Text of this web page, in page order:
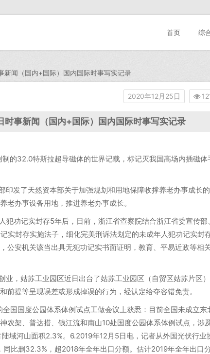
首页 综
新闻（国内+国际）国内国际时事写实记录
2020年12月25日
时事新闻（国内+国际）国内国际时事写实记录
32.0特斯拉超导磁体的世界记载，标记灭我国高场内插磁体
发了天然资本部关于加强规划和用地保障收撑养老办事成长
老办事设备用地，推进养老办事成长。
功记实封存5年后，日前，浙江省查察院结合浙江省委宣传部
实封存实施法子，细化完美刑诉法划定的未成年人犯功记实封
公安机关该当出具无犯功记实书面证明，教育、平易近政等相
，姑苏工业园区近日出台了姑苏工业园区（自贸区姑苏片区
前提等呈现误差或形成掉误的行为，经认定给夺容错免责。
国度公园体系体例试点工做会议上获悉：目前全国未成立东
农架、普达措、钱江流和南山10处国度公园体系体例试点，涉
域河山面积2.3%。6.2019年12月5日电，记者从外国光伏行业
同比删32.3%，超2018年全年出口分额。估计2019年全年出口